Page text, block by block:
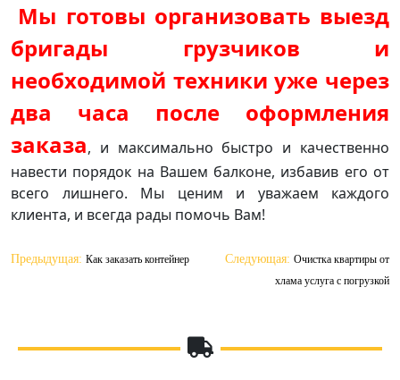
Мы готовы организовать выезд
бригады грузчиков и
необходимой техники уже через
два часа после оформления
заказа, и максимально быстро и качественно
навести порядок на Вашем балконе, избавив его от
всего лишнего. Мы ценим и уважаем каждого
клиента, и всегда рады помочь Вам!
Навигация
Предыдущая: Как заказать контейнер Следующая: Очистка квартиры от
хлама услуга с погрузкой